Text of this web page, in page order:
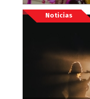
Noticias